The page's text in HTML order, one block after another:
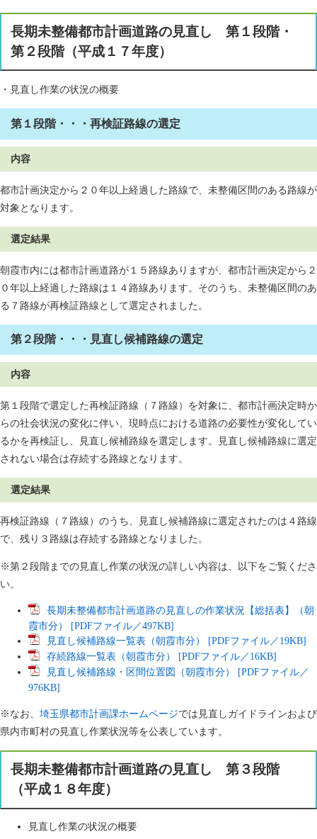
長期未整備都市計画道路の見直し 第１段階・
第２段階（平成１７年度）
・見直し作業の状況の概要
第１段階・・・再検証路線の選定
内容
都市計画決定から２０年以上経過した路線で、未整備区間のある路線が
対象となります。
選定結果
朝霞市内には都市計画道路が１５路線ありますが、都市計画決定から２
０年以上経過した路線は１４路線あります。そのうち、未整備区間のあ
る７路線が再検証路線として選定されました。
第２段階・・・見直し候補路線の選定
内容
第１段階で選定した再検証路線（７路線）を対象に、都市計画決定時か
らの社会状況の変化に伴い、現時点における道路の必要性が変化してい
るかを再検証し、見直し候補路線を選定します。見直し候補路線に選定
されない場合は存続する路線となります。
選定結果
再検証路線（７路線）のうち、見直し候補路線に選定されたのは４路線
で、残り３路線は存続する路線となりました。
※第２段階までの見直し作業の状況の詳しい内容は、以下をご覧くださ
い。
長期未整備都市計画道路の見直しの作業状況【総括表】（朝
霞市分） [PDFファイル／497KB]
見直し候補路線一覧表（朝霞市分） [PDFファイル／19KB]
存続路線一覧表（朝霞市分） [PDFファイル／16KB]
見直し候補路線・区間位置図（朝霞市分） [PDFファイル／
976KB]
※なお、 埼玉県都市計画課ホームページでは見直しガイドラインおよび
県内市町村の見直し作業状況等を公表しています。
長期未整備都市計画道路の見直し 第３段階
（平成１８年度）
見直し作業の状況の概要